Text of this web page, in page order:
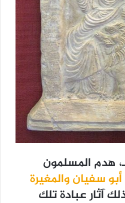
رمضان 9هـ، هدم المسلمون
أبو سفيانوالمغيرة
آثار عبادة تلك